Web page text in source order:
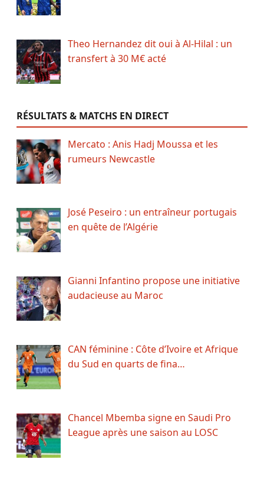
Theo Hernandez dit oui à Al-Hilal : un
transfert à 30 M€ acté
RÉSULTATS & MATCHS EN DIRECT
Mercato : Anis Hadj Moussa et les
rumeurs Newcastle
José Peseiro : un entraîneur portugais
en quête de l’Algérie
Gianni Infantino propose une initiative
audacieuse au Maroc
CAN féminine : Côte d’Ivoire et Afrique
du Sud en quarts de fina…
Chancel Mbemba signe en Saudi Pro
League après une saison au LOSC